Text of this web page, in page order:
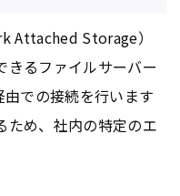
Attached Storage）
きるファイルサーバー
での接続を行います
ため、社内の特定のエ